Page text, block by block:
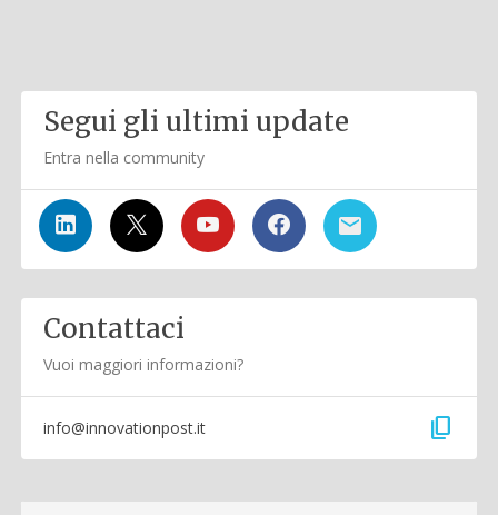
Segui gli ultimi update
Entra nella community
Contattaci
Vuoi maggiori informazioni?
info@innovationpost.it content_copy